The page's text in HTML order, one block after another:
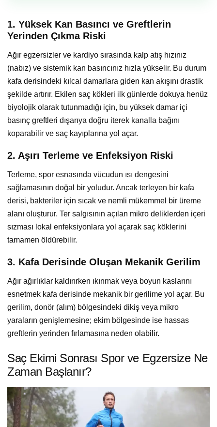
1. Yüksek Kan Basıncı ve Greftlerin
Yerinden Çıkma Riski
Ağır egzersizler ve kardiyo sırasında kalp atış hızınız
(nabız) ve sistemik kan basıncınız hızla yükselir. Bu durum
kafa derisindeki kılcal damarlara giden kan akışını drastik
şekilde artırır. Ekilen saç kökleri ilk günlerde dokuya henüz
biyolojik olarak tutunmadığı için, bu yüksek damar içi
basınç greftleri dışarıya doğru iterek kanalla bağını
koparabilir ve saç kayıplarına yol açar.
2. Aşırı Terleme ve Enfeksiyon Riski
Terleme, spor esnasında vücudun ısı dengesini
sağlamasının doğal bir yoludur. Ancak terleyen bir kafa
derisi, bakteriler için sıcak ve nemli mükemmel bir üreme
alanı oluşturur. Ter salgısının açılan mikro deliklerden içeri
sızması lokal enfeksiyonlara yol açarak saç köklerini
tamamen öldürebilir.
3. Kafa Derisinde Oluşan Mekanik Gerilim
Ağır ağırlıklar kaldırırken ıkınmak veya boyun kaslarını
esnetmek kafa derisinde mekanik bir gerilime yol açar. Bu
gerilim, donör (alım) bölgesindeki dikiş veya mikro
yaraların genişlemesine; ekim bölgesinde ise hassas
greftlerin yerinden fırlamasına neden olabilir.
Saç Ekimi Sonrası Spor ve Egzersize Ne
Zaman Başlanır?